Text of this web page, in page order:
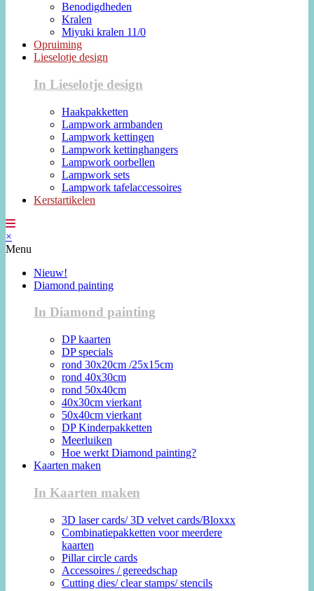
Benodigdheden
Kralen
Miyuki kralen 11/0
Opruiming
Lieselotje design
In Lieselotje design
Haakpakketten
Lampwork armbanden
Lampwork kettingen
Lampwork kettinghangers
Lampwork oorbellen
Lampwork sets
Lampwork tafelaccessoires
Kerstartikelen
×
Menu
Nieuw!
Diamond painting
In Diamond painting
DP kaarten
DP specials
rond 30x20cm /25x15cm
rond 40x30cm
rond 50x40cm
40x30cm vierkant
50x40cm vierkant
DP Kinderpakketten
Meerluiken
Hoe werkt Diamond painting?
Kaarten maken
In Kaarten maken
3D laser cards/ 3D velvet cards/Bloxxx
Combinatiepakketten voor meerdere
kaarten
Pillar circle cards
Accessoires / gereedschap
Cutting dies/ clear stamps/ stencils